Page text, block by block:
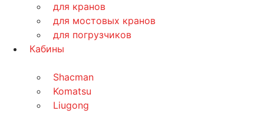
для кранов
для мостовых кранов
для погрузчиков
Кабины
Shacman
Komatsu
Liugong